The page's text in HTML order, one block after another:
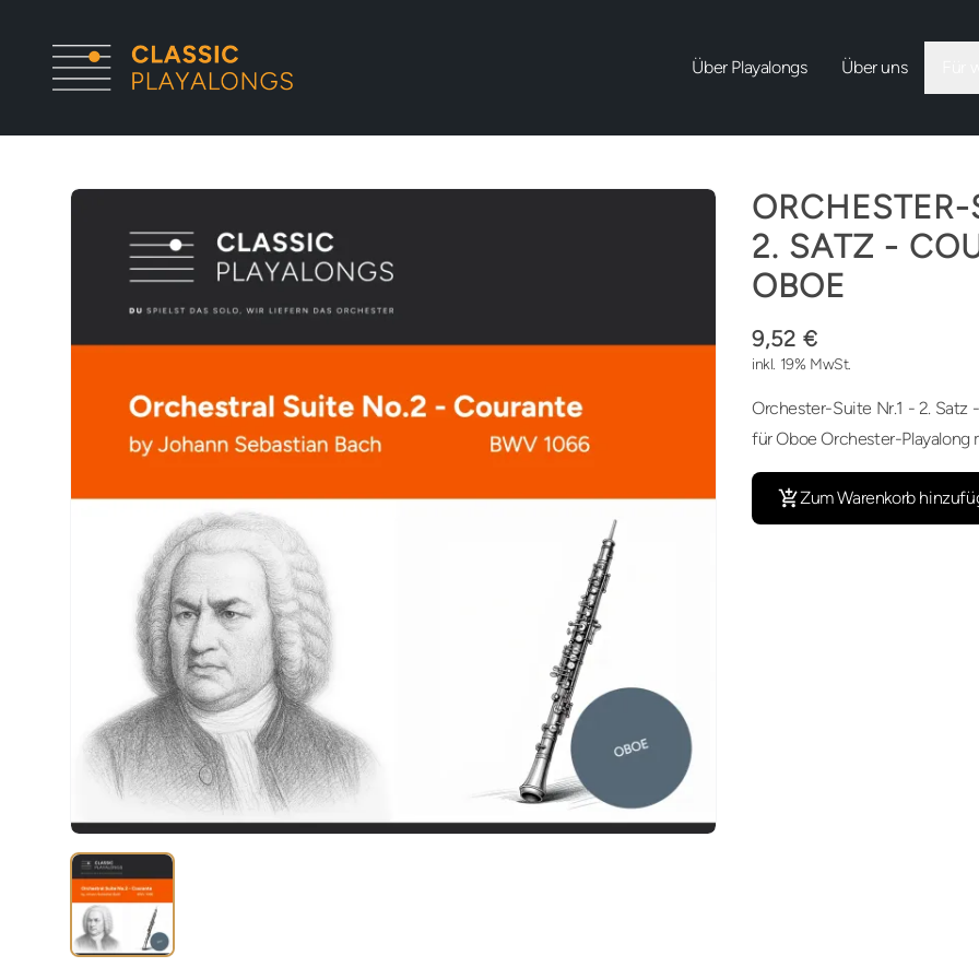
Über Playalongs Über uns
2. SATZ -
OBOE
9,52 €
inkl. 19% MwSt.
Orchester-Suite Nr.1 - 2. Satz
für Oboe Orchester-Playalong
Zum Warenkorb